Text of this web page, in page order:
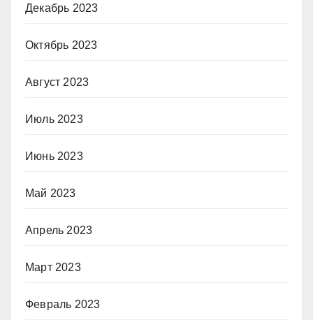
Декабрь 2023
Октябрь 2023
Август 2023
Июль 2023
Июнь 2023
Май 2023
Апрель 2023
Март 2023
Февраль 2023